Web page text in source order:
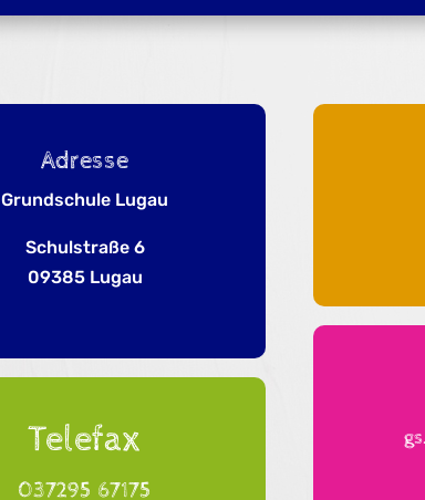
Adresse
Grundschule Lugau
Schulstraße 6
09385 Lugau
Telefax
037295 67175